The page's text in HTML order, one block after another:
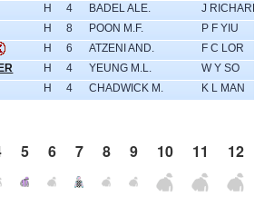
H 4 BADEL ALE.
J RICHARDS
H 8 POON M.F.
P F YIU
H 6 ATZENI AND.
F C LOR
H 4 YEUNG M.L.
W Y SO
H 4 CHADWICK M. K L MAN
5 6 7 8 9 10 11 12